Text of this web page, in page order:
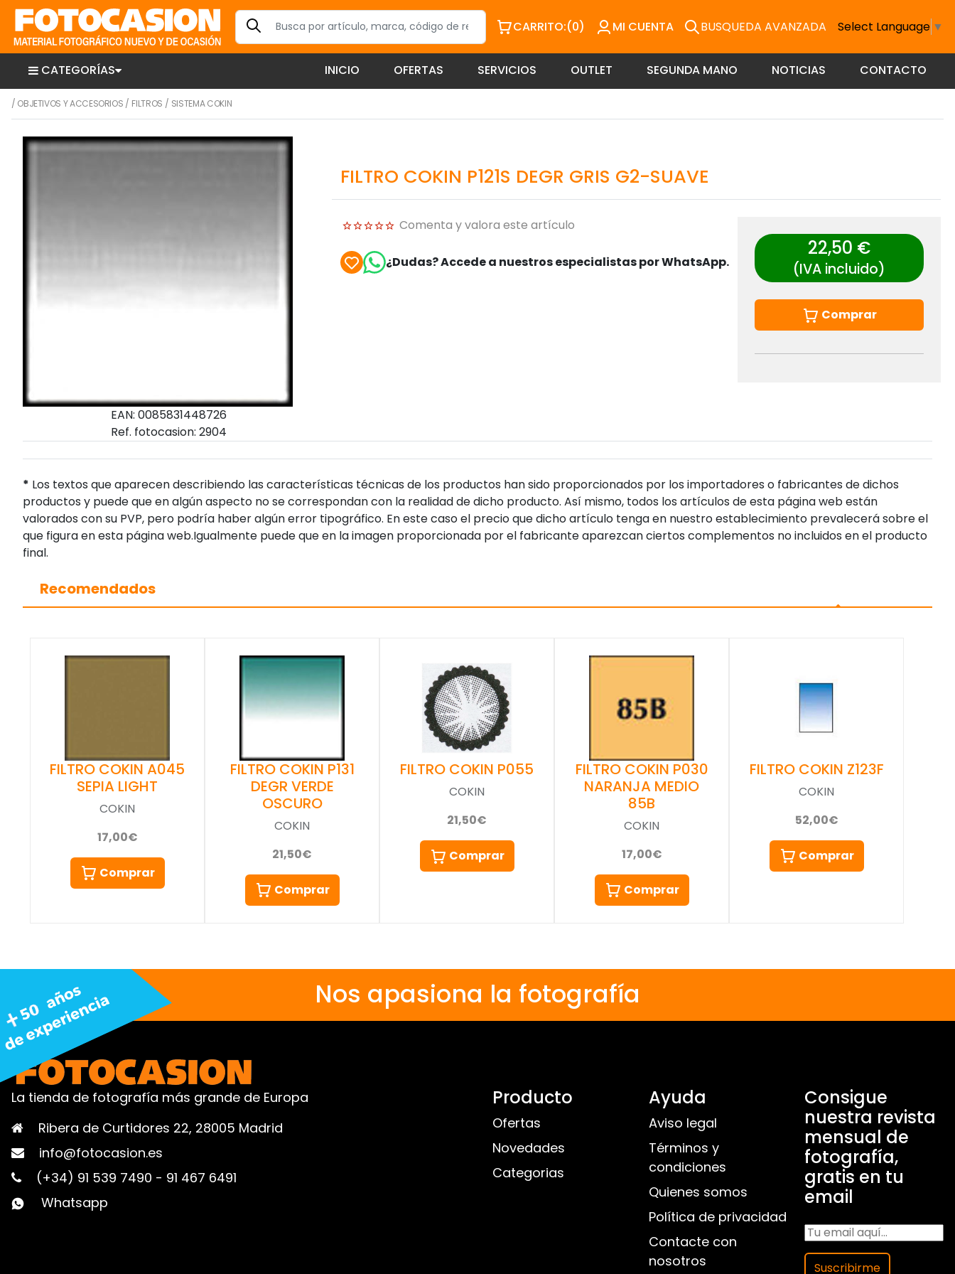
CARRITO:(0) MI CUENTA BUSQUEDA AVANZADA Select Language ▼
CATEGORÍAS INICIO OFERTAS SERVICIOS OUTLET SEGUNDA MANO NOTICIAS CONTACTO
/ OBJETIVOS Y ACCESORIOS / FILTROS / SISTEMA COKIN
EAN: 0085831448726
Ref. fotocasion: 2904
FILTRO COKIN P121S DEGR GRIS G2-SUAVE
Comenta y valora este artículo
¿Dudas? Accede a nuestros especialistas por WhatsApp.
22,50 €
(IVA incluido)
Comprar
* Los textos que aparecen describiendo las características técnicas de los productos han sido proporcionados por los importadores o fabricantes de dichos
productos y puede que en algún aspecto no se correspondan con la realidad de dicho producto. Así mismo, todos los artículos de esta página web están
valorados con su PVP, pero podría haber algún error tipográfico. En este caso el precio que dicho artículo tenga en nuestro establecimiento prevalecerá sobre el
que figura en esta página web.Igualmente puede que en la imagen proporcionada por el fabricante aparezcan ciertos complementos no incluidos en el producto
final.
Recomendados
FILTRO COKIN A045
SEPIA LIGHT
COKIN
17,00€
Comprar
FILTRO COKIN P131
DEGR VERDE
OSCURO
COKIN
21,50€
Comprar
FILTRO COKIN P055
COKIN
21,50€
Comprar
FILTRO COKIN P030
NARANJA MEDIO
85B
COKIN
17,00€
Comprar
FILTRO COKIN Z123F
COKIN
52,00€
Comprar
Nos apasiona la fotografía
La tienda de fotografía más grande de Europa
Ribera de Curtidores 22, 28005 Madrid
info@fotocasion.es
(+34) 91 539 7490 - 91 467 6491
Whatsapp
Producto
Ofertas
Novedades
Categorias
Ayuda
Aviso legal
Términos y
condiciones
Quienes somos
Política de privacidad
Contacte con
nosotros
Consigue
nuestra revista
mensual de
fotografía,
gratis en tu
email
Suscribirme